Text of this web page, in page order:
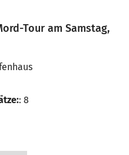
Tour am Samstag,
: 8